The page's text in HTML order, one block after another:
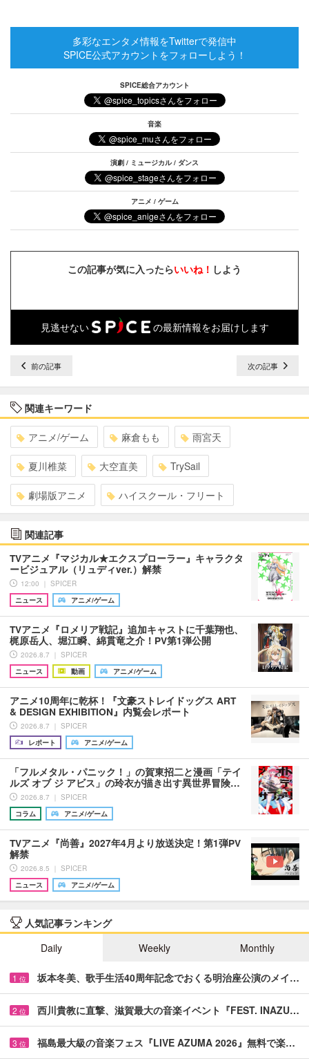
多彩なエンタメ情報をTwitterで発信中
SPICE公式アカウントをフォローしよう！
SPICE総合アカウント
音楽
演劇 / ミュージカル / ダンス
アニメ / ゲーム
この記事が気に入ったらいいね！ しよう
見逃せない の最新情報をお届けします
前の記事 次の記事
関連キーワード
アニメ/ゲーム 麻倉もも 雨宮天
夏川椎菜 大空直美 TrySail
劇場版アニメ ハイスクール・フリート
関連記事
TVアニメ『マジカル★エクスプローラー』キャラクタ
ービジュアル（リュディver.）解禁
12:00 ｜ SPICER
ニュース
アニメ/ゲーム
TVアニメ『ロメリア戦記』追加キャストに千葉翔也、
梶原岳人、堀江瞬、綿貫竜之介！PV第1弾公開
2026.8.7 ｜ SPICER
ニュース
動画 アニメ/ゲーム
アニメ10周年に乾杯！『文豪ストレイドッグス ART
& DESIGN EXHIBITION』内覧会レポート
2026.8.7 ｜ SPICER
レポート
アニメ/ゲーム
「フルメタル・パニック！」の賀東招二と漫画「テイ
ルズ オブ ジ アビス」の玲衣が描き出す異世界冒険…
2026.8.7 ｜ SPICER
コラム
アニメ/ゲーム
TVアニメ『尚善』2027年4月より放送決定！第1弾PV
解禁
2026.8.5 ｜ SPICER
ニュース
アニメ/ゲーム
人気記事ランキング
Daily
Weekly Monthly
1 位 坂本冬美、歌手生活40周年記念でおくる明治座公演のメイ…
2 位 西川貴教に直撃、滋賀最大の音楽イベント『FEST. INAZU…
3 位 福島最大級の音楽フェス『LIVE AZUMA 2026』無料で楽…